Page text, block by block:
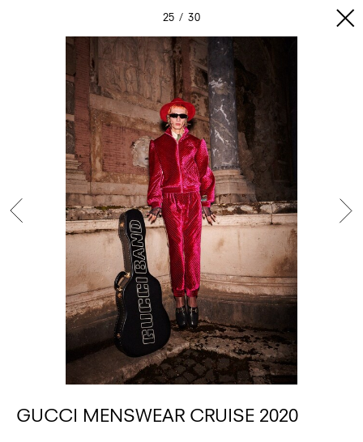
25 30
GUCCI MENSWEAR CRUISE 2020